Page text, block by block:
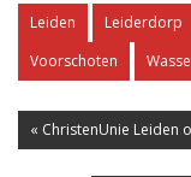
Leiden Leiderdorp
Voorschoten
« ChristenUnie Leiden